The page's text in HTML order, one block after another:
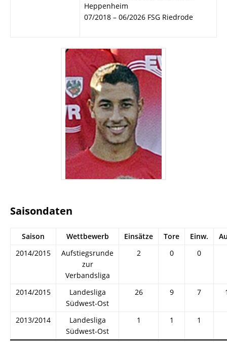
Heppenheim
07/2018 – 06/2026 FSG Riedrode
Saisondaten
Saison Wettbewerb Einsätze Tore Einw.
2014/2015
Aufstiegsrunde
zur
Verbandsliga
2 0 0
2014/2015
Landesliga
Südwest-Ost
26 9 7
2013/2014
Landesliga
Südwest-Ost
1 1 1